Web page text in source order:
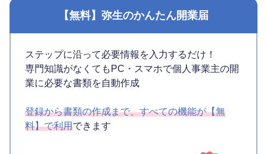
【無料】弥生のかんたん開業届
ステップに沿って必要情報を入力するだけ！
専門知識がなくてもPC・スマホで個人事業主の開
業に必要な書類を自動作成
登録から書類の作成まで、すべての機能が【無
料】で利用できます